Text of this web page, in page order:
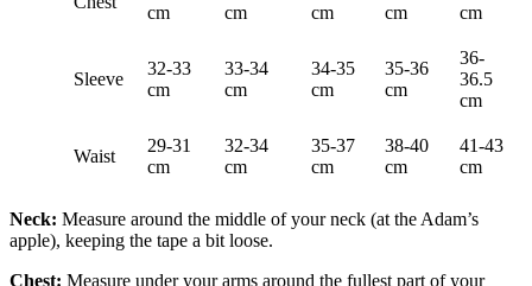
cm
cm
cm
cm
cm
Sleeve
32-33
cm
33-34
cm
34-35
cm
35-36
cm
36-
36.5
cm
Waist
29-31
cm
32-34
cm
35-37
cm
38-40
cm
41-43
cm
Neck: Measure around the middle of your neck (at the Adam’s
apple), keeping the tape a bit loose.
Chest: Measure under your arms around the fullest part of your